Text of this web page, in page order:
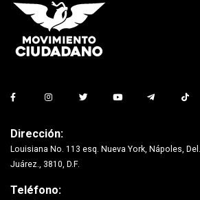
Dirección:
Louisiana No. 113 esq. Nueva York, Nápoles,
Juárez., 3810, D.F.
Teléfono: